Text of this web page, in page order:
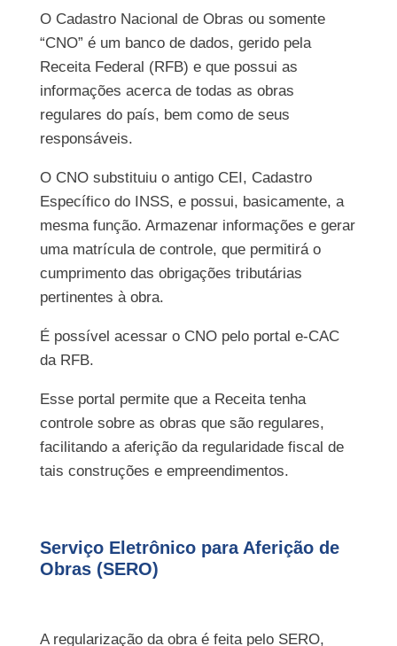
O Cadastro Nacional de Obras ou somente
“CNO” é um banco de dados, gerido pela
Receita Federal (RFB) e que possui as
informações acerca de todas as obras
regulares do país, bem como de seus
responsáveis.
O CNO substituiu o antigo CEI, Cadastro
Específico do INSS, e possui, basicamente, a
mesma função. Armazenar informações e gerar
uma matrícula de controle, que permitirá o
cumprimento das obrigações tributárias
pertinentes à obra.
É possível acessar o CNO pelo portal e-CAC
da RFB.
Esse portal permite que a Receita tenha
controle sobre as obras que são regulares,
facilitando a aferição da regularidade fiscal de
tais construções e empreendimentos.
Serviço Eletrônico para Aferição de
Obras (SERO)
A regularização da obra é feita pelo SERO,